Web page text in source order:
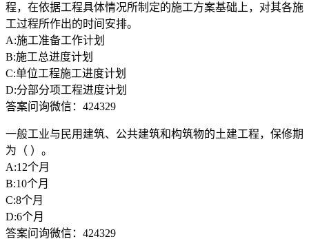
程，在依据工程具体情况所制定的施工方案基础上，对其各施
工过程所作出的时间安排。
A:施工准备工作计划
B:施工总进度计划
C:单位工程施工进度计划
D:分部分项工程进度计划
答案问询微信：424329
一般工业与民用建筑、公共建筑和构筑物的土建工程，保修期
为（ ）。
A:12个月
B:10个月
C:8个月
D:6个月
答案问询微信：424329